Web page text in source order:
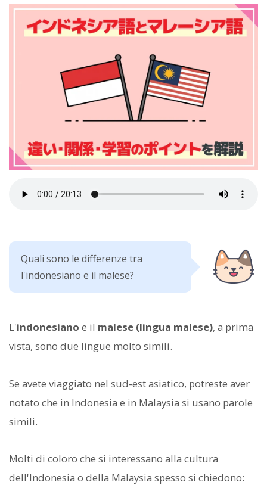
Quali sono le differenze tra
l'indonesiano e il malese?
L'indonesiano e il malese (lingua malese), a prima
vista, sono due lingue molto simili.
Se avete viaggiato nel sud-est asiatico, potreste aver
notato che in Indonesia e in Malaysia si usano parole
simili.
Molti di coloro che si interessano alla cultura
dell'Indonesia o della Malaysia spesso si chiedono: